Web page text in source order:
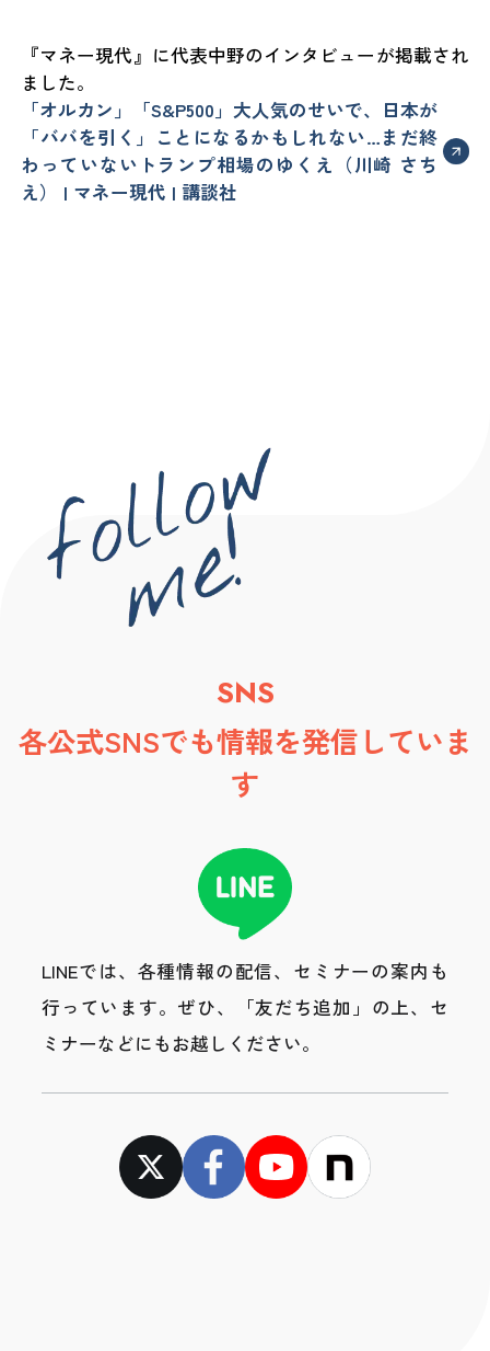
『マネー現代』に代表中野のインタビューが掲載され
ました。
「オルカン」「S&P500」大人気のせいで、日本が
「ババを引く」ことになるかもしれない…まだ終
わっていないトランプ相場のゆくえ（川崎 さち
え） | マネー現代 | 講談社
SNS
各公式SNSでも情報を発信していま
す
LINEでは、各種情報の配信、セミナーの案内も
行っています。 ぜひ、「友だち追加」の上、セ
ミナーなどにもお越しください。